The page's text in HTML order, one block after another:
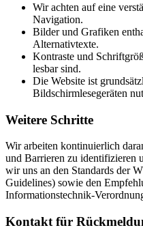
Wir achten auf eine
Navigation.
Bilder und Grafiken
Alternativtexte.
Kontraste und
lesbar sind.
Die Website ist
Bildschirmlesegeräten
Weitere Schritte
Wir arbeiten kontinuierlich
und Barrieren zu identifizieren
wir uns an den Standards der
Guidelines) sowie den
Informationstechnik-
Kontakt für